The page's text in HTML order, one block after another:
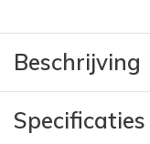
Beschrijving
Specificaties